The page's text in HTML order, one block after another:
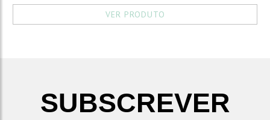
VER PRODUTO
SUBSCREVER